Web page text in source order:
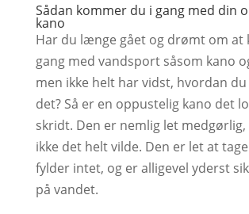
Sådan kommer du i gang med din
kano
Har du længe gået og drømt om at
gang med vandsport såsom kano
men ikke helt har vidst, hvordan
det? Så er en oppustelig kano det
skridt. Den er nemlig let
ikke det helt vilde. Den er let at
fylder intet, og er alligevel yderst
på vandet.